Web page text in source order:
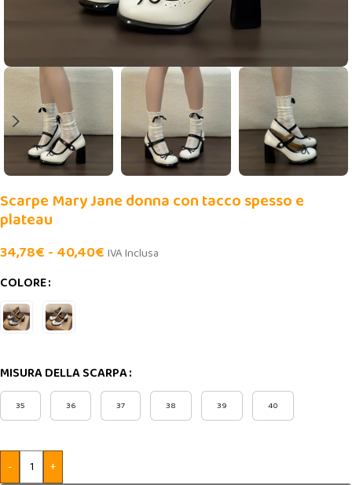
Scarpe Mary Jane donna con tacco spesso e
plateau
34,78€ - 40,40€ IVA Inclusa
COLORE
MISURA DELLA SCARPA
35 36 37 38 39 40
- +